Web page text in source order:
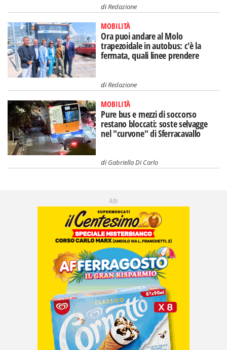
diRedazione
MOBILITÀ
Ora puoi andare al Molo
trapezoidale in autobus: c'è la
fermata, quali linee prendere
diRedazione
MOBILITÀ
Pure bus e mezzi di soccorso
restano bloccati: soste selvagge
nel "curvone" di Sferracavallo
diGabriella Di Carlo
Adv